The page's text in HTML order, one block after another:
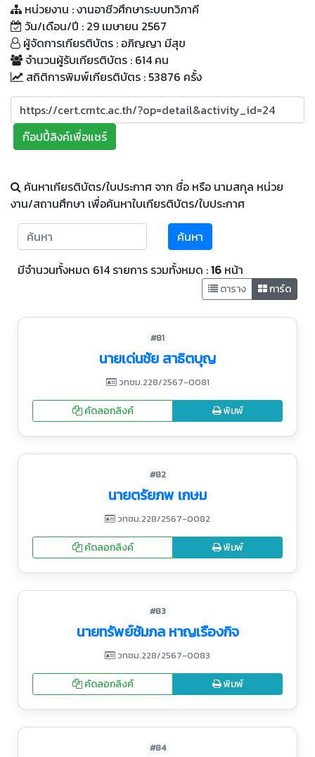
หน่วยงาน : งานอาชีวศึกษาระบบทวิภาคี
วัน/เดือน/ปี : 29 เมษายน 2567
ผู้จัดการเกียรติบัตร : อภิญญา มีสุข
จำนวนผู้รับเกียรติบัตร : 614 คน
สถิติการพิมพ์เกียรติบัตร : 53876 ครั้ง
ก๊อปปี้ลิงค์เพื่อแชร์
ค้นหาเกียรติบัตร/ใบประกาศ จาก ชื่อ หรือ นามสกุล หน่วย
งาน/สถานศึกษา เพื่อค้นหาใบเกียรติบัตร/ใบประกาศ
ค้นหา
มีจำนวนทั้งหมด 614 รายการ รวมทั้งหมด :16 หน้า
ตาราง การ์ด
#81
นายเด่นชัย สาธิตบุญ
วทชม.228/2567-0081
คัดลอกลิงค์ พิมพ์
#82
นายตรัยภพ เกษม
วทชม.228/2567-0082
คัดลอกลิงค์ พิมพ์
#83
นายทรัพย์ชัมภล หาญเรืองกิจ
วทชม.228/2567-0083
คัดลอกลิงค์ พิมพ์
#84